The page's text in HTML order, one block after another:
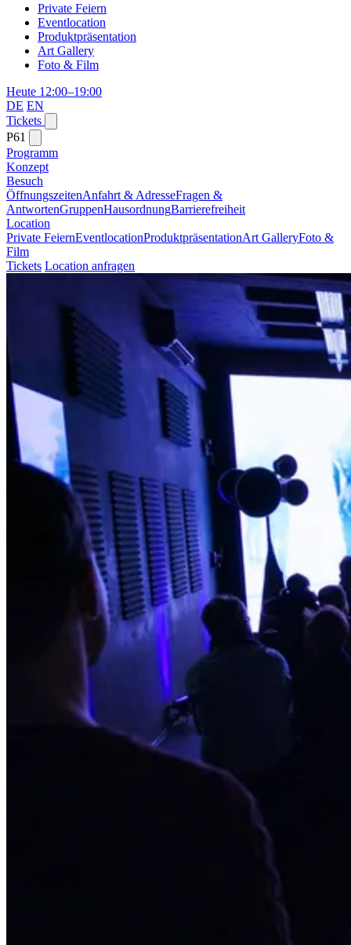
Private Feiern
Eventlocation
Produktpräsentation
Art Gallery
Foto & Film
Heute 12:00–19:00
DE EN
Tickets
P61
Programm
Konzept
Besuch
ÖffnungszeitenAnfahrt & AdresseFragen &
AntwortenGruppenHausordnungBarrierefreiheit
Location
Private FeiernEventlocationProduktpräsentationArt GalleryFoto &
Film
Tickets Location anfragen